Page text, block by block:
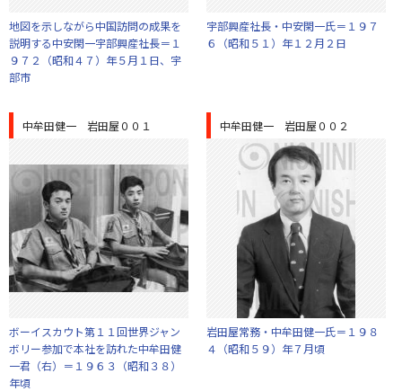
地図を示しながら中国訪問の成果を
説明する中安閑一宇部興産社長＝１
９７２（昭和４７）年５月１日、宇
部市
宇部興産社長・中安閑一氏＝１９７
６（昭和５１）年１２月２日
中牟田健一 岩田屋００１
ボーイスカウト第１１回世界ジャン
ボリー参加で本社を訪れた中牟田健
一君（右）＝１９６３（昭和３８）
年頃
中牟田健一 岩田屋００２
岩田屋常務・中牟田健一氏＝１９８
４（昭和５９）年７月頃